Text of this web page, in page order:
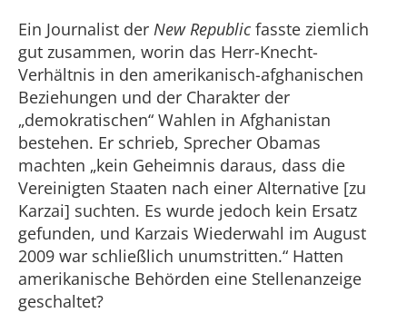
Ein Journalist der New Republicfasste ziemlich
gut zusammen, worin das Herr-Knecht-
Verhältnis in den amerikanisch-afghanischen
Beziehungen und der Charakter der
„demokratischen“ Wahlen in Afghanistan
bestehen. Er schrieb, Sprecher Obamas
machten „kein Geheimnis daraus, dass die
Vereinigten Staaten nach einer Alternative [zu
Karzai] suchten. Es wurde jedoch kein Ersatz
gefunden, und Karzais Wiederwahl im August
2009 war schließlich unumstritten.“ Hatten
amerikanische Behörden eine Stellenanzeige
geschaltet?